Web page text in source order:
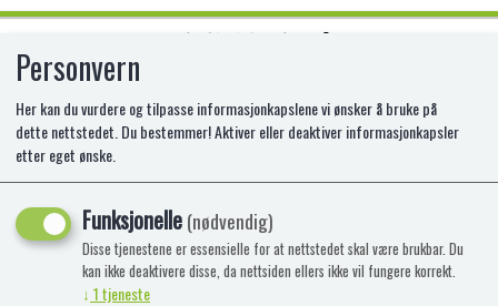
HÅRSTRIKKER ASS FARGER 8 STK
TINKA BEAUT
PA-8-433032
Personvern
Her kan du vurdere og tilpasse informasjonkapslene vi ønsker å bruke på
dette nettstedet. Du bestemmer! Aktiver eller deaktiver informasjonkapsler
etter eget ønske.
Funksjonelle(nødvendig)
Disse tjenestene er essensielle for at nettstedet skal være brukbar. Du
kan ikke deaktivere disse, da nettsiden ellers ikke vil fungere korrekt.
↓ 1tjeneste